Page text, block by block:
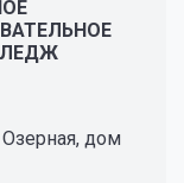
Озерная, дом